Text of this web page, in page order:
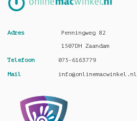
Adres
Penningweg 82
1507DH Zaandam
Telefoon 075-6163779
Mail info@onlinemacwinkel.nl